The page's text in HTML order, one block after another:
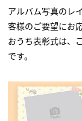
アルバム写真のレ
客様のご要望にお
おうち表彰式は、
です。